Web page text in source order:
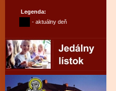
Legenda:
- aktuálny deň